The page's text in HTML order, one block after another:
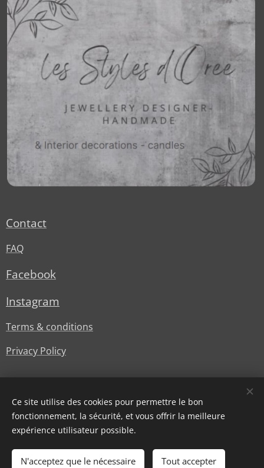
Contact
FAQ
Facebook
Instagram
Terms & conditions
Privacy Policy
© Lesstylesdoree Cookies
Ce site utilise des cookies pour permettre le bon
fonctionnement, la sécurité, et vous offrir la meilleure
expérience utilisateur possible.
N'acceptez que le nécessaire Tout accepter